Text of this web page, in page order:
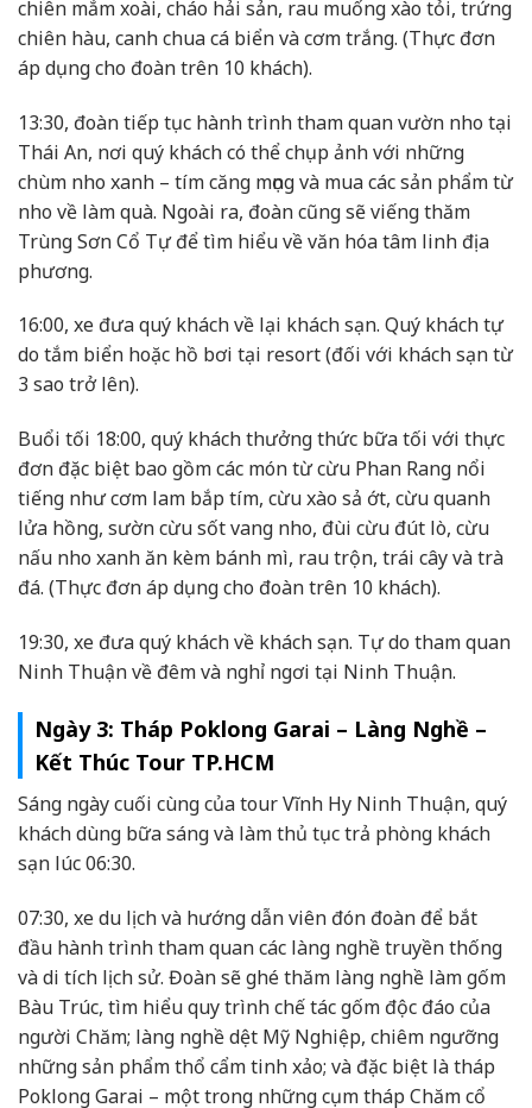
chiên mắm xoài, cháo hải sản, rau muống xào tỏi, trứng
chiên hàu, canh chua cá biển và cơm trắng. (Thực đơn
áp dụng cho đoàn trên 10 khách).
13:30, đoàn tiếp tục hành trình tham quan vườn nho tại
Thái An, nơi quý khách có thể chụp ảnh với những
chùm nho xanh – tím căng mọng và mua các sản phẩm từ
nho về làm quà. Ngoài ra, đoàn cũng sẽ viếng thăm
Trùng Sơn Cổ Tự để tìm hiểu về văn hóa tâm linh địa
phương.
16:00, xe đưa quý khách về lại khách sạn. Quý khách tự
do tắm biển hoặc hồ bơi tại resort (đối với khách sạn từ
3 sao trở lên).
Buổi tối 18:00, quý khách thưởng thức bữa tối với thực
đơn đặc biệt bao gồm các món từ cừu Phan Rang nổi
tiếng như cơm lam bắp tím, cừu xào sả ớt, cừu quanh
lửa hồng, sườn cừu sốt vang nho, đùi cừu đút lò, cừu
nấu nho xanh ăn kèm bánh mì, rau trộn, trái cây và trà
đá. (Thực đơn áp dụng cho đoàn trên 10 khách).
19:30, xe đưa quý khách về khách sạn. Tự do tham quan
Ninh Thuận về đêm và nghỉ ngơi tại Ninh Thuận.
Ngày 3: Tháp Poklong Garai – Làng Nghề –
Kết Thúc Tour TP.HCM
Sáng ngày cuối cùng của tour Vĩnh Hy Ninh Thuận, quý
khách dùng bữa sáng và làm thủ tục trả phòng khách
sạn lúc 06:30.
07:30, xe du lịch và hướng dẫn viên đón đoàn để bắt
đầu hành trình tham quan các làng nghề truyền thống
và di tích lịch sử. Đoàn sẽ ghé thăm làng nghề làm gốm
Bàu Trúc, tìm hiểu quy trình chế tác gốm độc đáo của
người Chăm; làng nghề dệt Mỹ Nghiệp, chiêm ngưỡng
những sản phẩm thổ cẩm tinh xảo; và đặc biệt là tháp
Poklong Garai – một trong những cụm tháp Chăm cổ